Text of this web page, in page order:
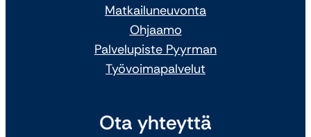
Matkailuneuvonta
Ohjaamo
Palvelupiste Pyyrman
Työvoimapalvelut
Ota yhteyttä